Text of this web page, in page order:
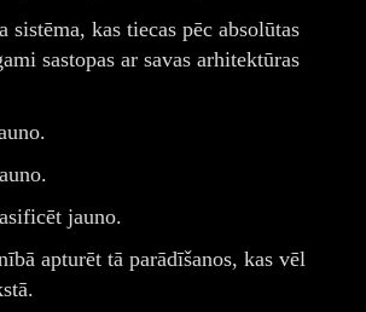
sistēma, kas tiecas pēc absolūtas
sastopas ar savas arhitektūras
jauno.
apturēt tā parādīšanos, kas vēl